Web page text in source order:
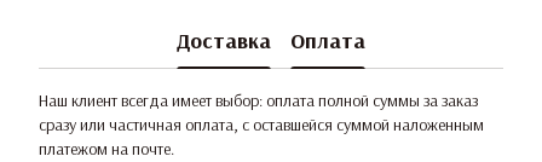
Доставка Оплата
Наш клиент всегда имеет выбор: оплата полной суммы за заказ
сразу или частичная оплата, с оставшейся суммой наложенным
платежом на почте.